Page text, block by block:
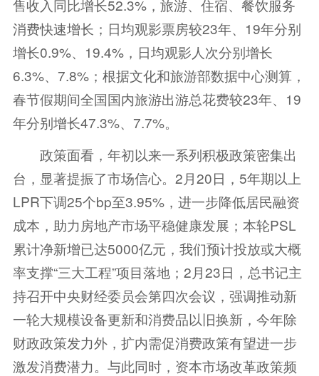
售收入同比增长52.3%，旅游、住宿、餐饮服务
消费快速增长；日均观影票房较23年、19年分别
增长0.9%、19.4%，日均观影人次分别增长
6.3%、7.8%；根据文化和旅游部数据中心测算，
春节假期间全国国内旅游出游总花费较23年、19
年分别增长47.3%、7.7%。
政策面看，年初以来一系列积极政策密集出
台，显著提振了市场信心。2月20日，5年期以上
LPR下调25个bp至3.95%，进一步降低居民融资
成本，助力房地产市场平稳健康发展；本轮PSL
累计净新增已达5000亿元，我们预计投放或大概
率支撑“三大工程”项目落地；2月23日，总书记主
持召开中央财经委员会第四次会议，强调推动新
一轮大规模设备更新和消费品以旧换新，今年除
财政政策发力外，扩内需促消费政策有望进一步
激发消费潜力。与此同时，资本市场改革政策频